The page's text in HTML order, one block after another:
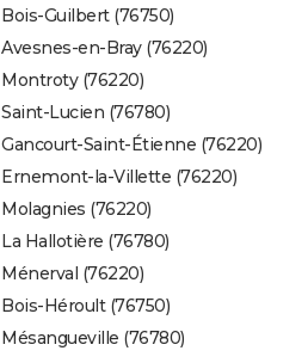
Bois-Guilbert (76750)
Avesnes-en-Bray (76220)
Montroty (76220)
Saint-Lucien (76780)
Gancourt-Saint-Étienne (76220)
Ernemont-la-Villette (76220)
Molagnies (76220)
La Hallotière (76780)
Ménerval (76220)
Bois-Héroult (76750)
Mésangueville (76780)